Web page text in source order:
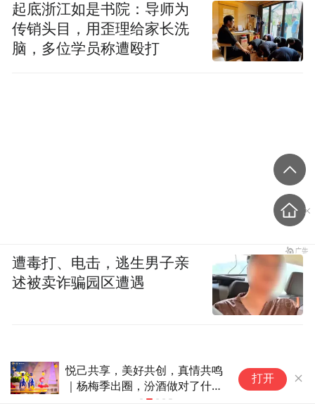
自带表情包！美的电饭煲火到韩
国 网友疯狂玩梗二创
打开
起底浙江如是书院：导师为
传销头目，用歪理给家长洗
脑，多位学员称遭殴打
遭毒打、电击，逃生男子亲
述被卖诈骗园区遭遇